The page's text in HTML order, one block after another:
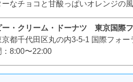
なチョコと甘酸っぱいオレンジの
ー・クリーム・ドーナツ 東京国際
都千代田区丸の内3-5-1 国際フォ
8:00〜22:00